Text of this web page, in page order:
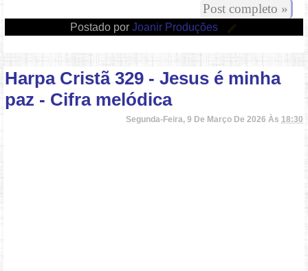
Post completo »
Postado por Joanir Produções
Harpa Cristã 329 - Jesus é minha
paz - Cifra melódica
Segunda-Feira, 9 De Março De 2026 Às 18:30